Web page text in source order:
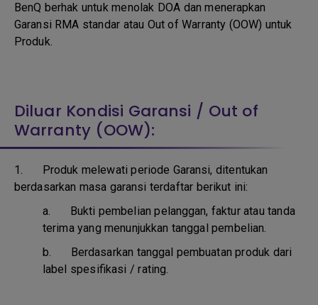
BenQ berhak untuk menolak DOA dan menerapkan
Garansi RMA standar atau Out of Warranty (OOW) untuk
Produk.
Diluar Kondisi Garansi / Out of
Warranty (OOW):
1. Produk melewati periode Garansi, ditentukan
berdasarkan masa garansi terdaftar berikut ini:
a. Bukti pembelian pelanggan, faktur atau tanda
terima yang menunjukkan tanggal pembelian.
b. Berdasarkan tanggal pembuatan produk dari
label spesifikasi / rating.